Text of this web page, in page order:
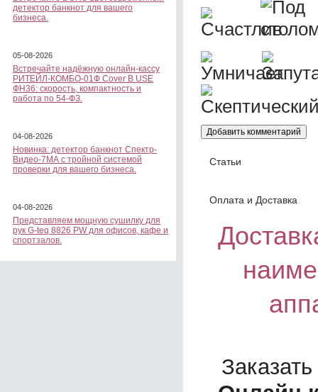
детектор банкнот для вашего
бизнеса.
05-08-2026
Встречайте надёжную онлайн-кассу
РИТЕЙЛ-КОМБО-01Ф Cover B USE
ФН36: скорость, компактность и
работа по 54-ФЗ.
04-08-2026
Новинка: детектор банкнот Спектр-
Видео-7МА с тройной системой
проверки для вашего бизнеса.
04-08-2026
Представляем мощную сушилку для
рук G-teq 8826 PW для офисов, кафе и
спортзалов.
Статьи
Оплата и Доставка